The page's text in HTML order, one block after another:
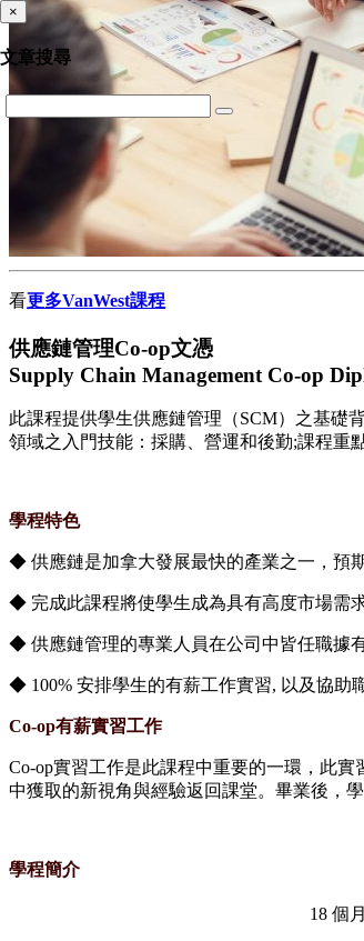
看更多VanWest課程
供應鏈管理Co-op文憑
Supply Chain Management Co-op
此課程提供學生供應鏈管理（SCM）之基礎
領域之入門技能：採購、營運和後勤;課程重
學程特色
◆ 供應鏈是加拿大發展最快的產業之一，預
◆ 完成此課程將使學生成為具有高度市場需
◆ 供應鏈管理的專業人員在公司中皆任職據
◆ 100% 安排學生的有薪工作實習, 以及協助
Co-op有薪實習工作
Co-op實習工作是此課程中重要的一環，此
中獲取的新視角與經驗返回課堂。畢業後，
學程簡介
18 個
×
文章搜尋